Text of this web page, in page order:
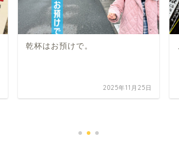
乾杯はお預けで。
2025年11月25日